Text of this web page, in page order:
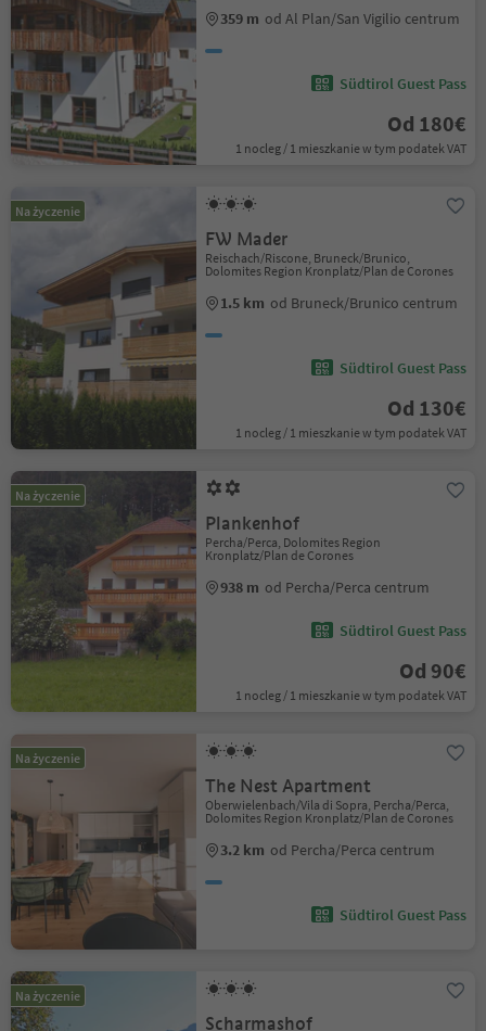
359 m od Al Plan/San Vigilio centrum
Südtirol Guest Pass
Od 180€
1 nocleg / 1 mieszkanie w tym podatek VAT
Na życzenie
FW Mader
Reischach/Riscone, Bruneck/Brunico,
Dolomites Region Kronplatz/Plan de Corones
1.5 km od Bruneck/Brunico centrum
Südtirol Guest Pass
Od 130€
1 nocleg / 1 mieszkanie w tym podatek VAT
Na życzenie
Plankenhof
Percha/Perca, Dolomites Region
Kronplatz/Plan de Corones
938 m od Percha/Perca centrum
Südtirol Guest Pass
Od 90€
1 nocleg / 1 mieszkanie w tym podatek VAT
Na życzenie
The Nest Apartment
Oberwielenbach/Vila di Sopra, Percha/Perca,
Dolomites Region Kronplatz/Plan de Corones
3.2 km od Percha/Perca centrum
Südtirol Guest Pass
Na życzenie
Scharmashof